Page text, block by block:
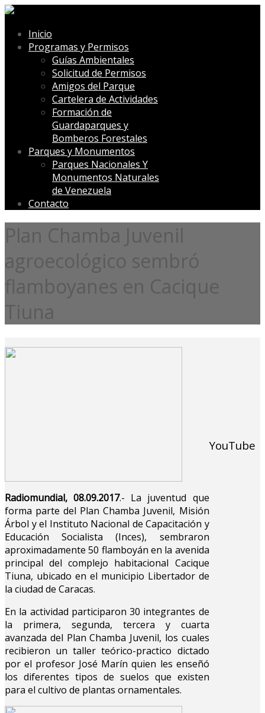
Inicio
Programas y Permisos
Guías Ambientales
Solicitud de Permisos
Amigos del Parque
Cartelera de Actividades
Formación de
Guardaparques y
Bomberos Forestales
Parques y Monumentos
Parques Nacionales Y
Monumentos Naturales
de Venezuela
Contacto
Plan Chamba Juvenil
agroecológico sembró
flamboyanes en Cacique
Tiuna
Radiomundial, 08.09.2017.- La juventud que
forma parte del Plan Chamba Juvenil, Misión
Árbol y el Instituto Nacional de Capacitación y
Educación Socialista (Inces), sembraron
aproximadamente 50 flamboyán en la avenida
principal del complejo habitacional Cacique
Tiuna, ubicado en el municipio Libertador de
la ciudad de Caracas.
En la actividad participaron 30 integrantes de
la primera, segunda, tercera y cuarta
avanzada del Plan Chamba Juvenil, los cuales
recibieron un taller teórico-practico dictado
por el profesor José Marín quien les enseñó
los diferentes tipos de suelos que existen
para el cultivo de plantas ornamentales.
YouTube